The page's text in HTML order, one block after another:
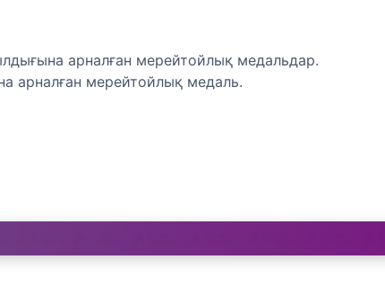
арналған мерейтойлық медальдар.
арналған мерейтойлық медаль.